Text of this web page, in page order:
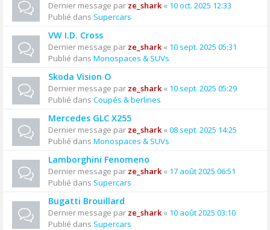
Dernier message par ze_shark« 10 oct. 2025 12:33
Publié dans Supercars
VW I.D. Cross
Dernier message par ze_shark« 10 sept. 2025 05:31
Publié dans Monospaces & SUVs
Skoda Vision O
Dernier message par ze_shark« 10 sept. 2025 05:29
Publié dans Coupés & berlines
Mercedes GLC X255
Dernier message par ze_shark« 08 sept. 2025 14:25
Publié dans Monospaces & SUVs
Lamborghini Fenomeno
Dernier message par ze_shark« 17 août 2025 06:51
Publié dans Supercars
Bugatti Brouillard
Dernier message par ze_shark« 10 août 2025 03:10
Publié dans Supercars